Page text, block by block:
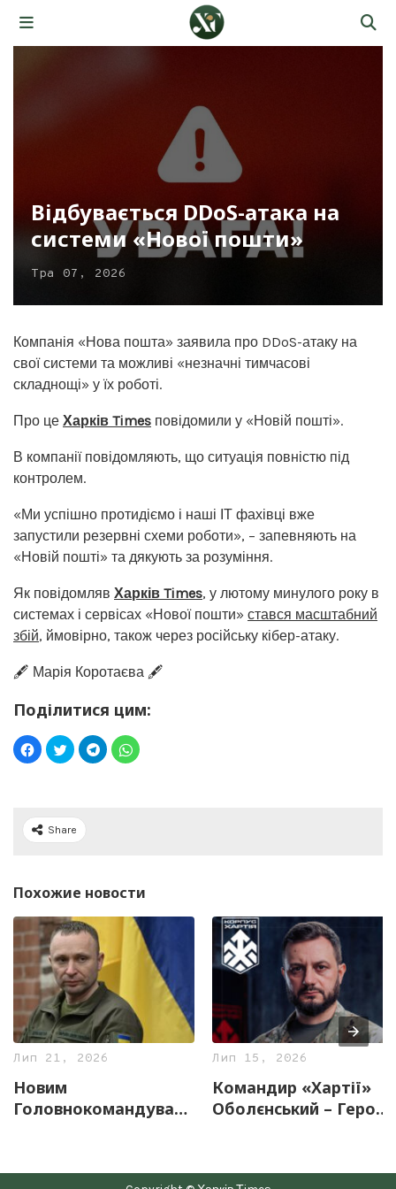
Відбувається DDoS-атака на
системи «Нової пошти»
Тра 07, 2026
Компанія «Нова пошта» заявила про DDoS-атаку на
свої системи та можливі «незначні тимчасові
складнощі» у їх роботі.
Про це Харків Times повідомили у «Новій пошті».
В компанії повідомляють, що ситуація повністю під
контролем.
«Ми успішно протидіємо і наші ІТ фахівці вже
запустили резервні схеми роботи», – запевняють на
«Новій пошті» та дякують за розуміння.
Як повідомляв Харків Times, у лютому минулого року в
системах і сервісах «Нової пошти» стався масштабний
збій, ймовірно, також через російську кібер-атаку.
🖋️ Марія Коротаєва 🖋️
Поділитися цим:
Share
Похожие новости
Лип 21, 2026
Новим
Головнокомандувачем
Михайло Драпатий –
Лип 15, 2026
Командир «Хартії»
Оболєнський – Герой